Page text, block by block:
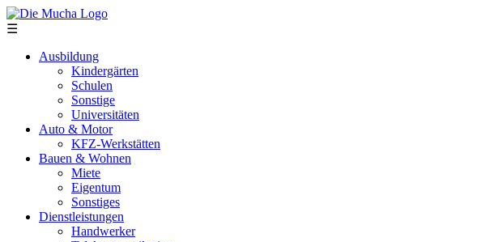
Direkt zum Inhalt
☰
Ausbildung
Kindergärten
Schulen
Sonstige
Universitäten
Auto & Motor
KFZ-Werkstätten
Bauen & Wohnen
Miete
Eigentum
Sonstiges
Dienstleistungen
Handwerker